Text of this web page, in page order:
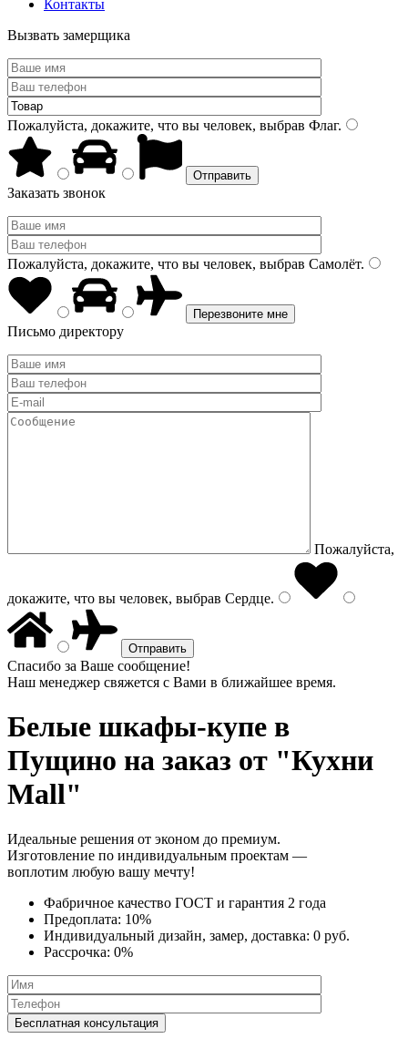
Контакты
Вызвать замерщика
Пожалуйста, докажите, что вы человек, выбрав Флаг.
Заказать звонок
Пожалуйста, докажите, что вы человек, выбрав Самолёт.
Письмо директору
Пожалуйста,
докажите, что вы человек, выбрав Сердце.
Спасибо за Ваше сообщение!
Наш менеджер свяжется с Вами в ближайшее время.
Белые шкафы-купе в
Пущино на заказ от "Кухни
Mall"
Идеальные решения от эконом до премиум.
Изготовление по индивидуальным проектам —
воплотим любую вашу мечту!
Фабричное качество ГОСТ и гарантия 2 года
Предоплата: 10%
Индивидуальный дизайн, замер, доставка: 0 руб.
Рассрочка: 0%